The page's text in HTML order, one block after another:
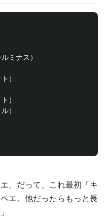
ミナス）
）
）
）
。だって、これ最初「キ
エ。他だったらもっと長